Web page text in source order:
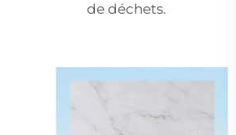
de déchets.